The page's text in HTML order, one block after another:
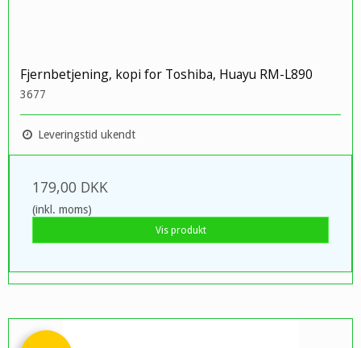
Fjernbetjening, kopi for Toshiba, Huayu RM-L890
3677
Leveringstid ukendt
179,00 DKK
(inkl. moms)
Vis produkt